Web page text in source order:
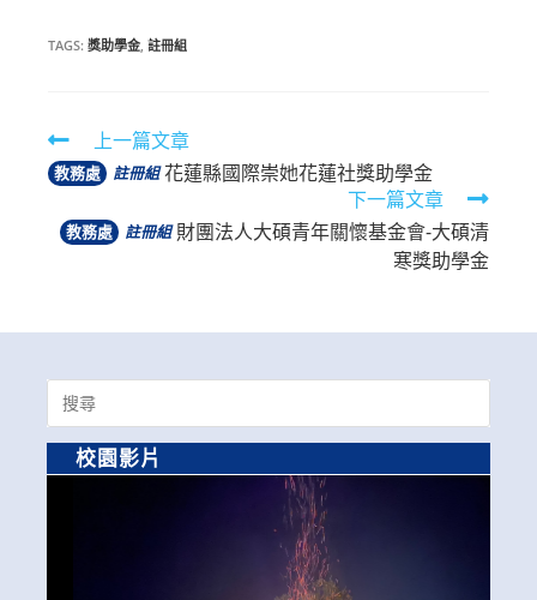
TAGS: 獎助學金 註冊組
Read
more
articles
上一篇文章
教務處 註冊組 花蓮縣國際崇她花蓮社獎助學金
下一篇文章
教務處 註冊組 財團法人大碩青年關懷基金會-大碩清
寒獎助學金
Search
for:
校園影片